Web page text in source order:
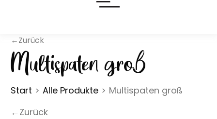
Multispaten groß
Start > Alle Produkte > Multispaten groß
←Zurück
←Zurück